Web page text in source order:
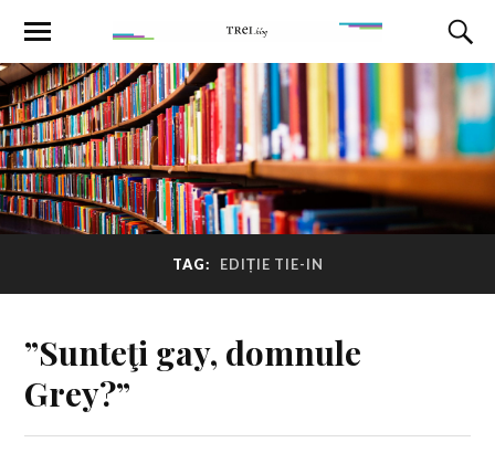
TAG: EDIȚIE TIE-IN
”Sunteţi gay, domnule
Grey?”